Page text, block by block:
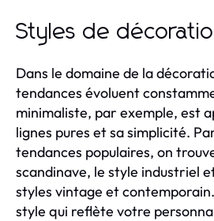
Styles de
Dans le domaine de la
tendances évoluent
minimaliste, par exemple, est
lignes pures et sa simplicité.
tendances populaires, on
scandinave, le style industriel
styles vintage et
style qui reflète votre